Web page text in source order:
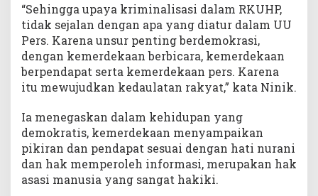
“Sehingga upaya kriminalisasi dalam RKUHP,
tidak sejalan dengan apa yang diatur dalam UU
Pers. Karena unsur penting berdemokrasi,
dengan kemerdekaan berbicara, kemerdekaan
berpendapat serta kemerdekaan pers. Karena
itu mewujudkan kedaulatan rakyat,” kata Ninik.
Ia menegaskan dalam kehidupan yang
demokratis, kemerdekaan menyampaikan
pikiran dan pendapat sesuai dengan hati nurani
dan hak memperoleh informasi, merupakan hak
asasi manusia yang sangat hakiki.